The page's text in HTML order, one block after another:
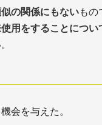
の関係にもないもの
用をすることについ
会を与えた。